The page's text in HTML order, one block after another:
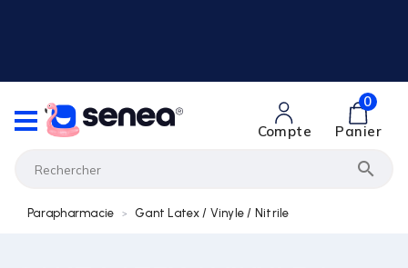

Compte
0
Panier
Parapharmacie Gant Latex / Vinyle / Nitrile